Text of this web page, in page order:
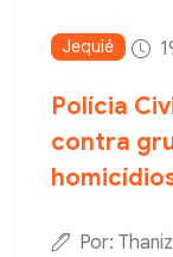
Jequié
Polícia
contra
Por: